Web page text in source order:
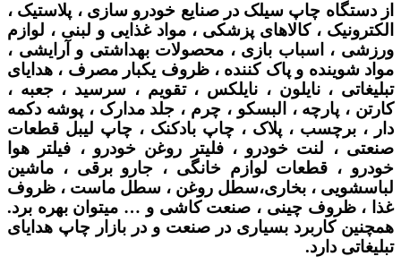
از دستگاه چاپ سیلک در صنایع خودرو سازی ، پلاستیک ،
الکترونیک ، کالاهای پزشکی ، مواد غذایی و لبنی ، لوازم
ورزشی ، اسباب بازی ، محصولات بهداشتی و آرایشی ،
مواد شوینده و پاک کننده ، ظروف یکبار مصرف ، هدایای
تبلیغاتی ، نایلون ، نایلکس ، تقویم ، سرسید ، جعبه ،
کارتن ، پارچه ، البسکو ، چرم ، جلد مدارک ، پوشه دکمه
دار ، برچسب ، پلاک ، چاپ بادکنک ، چاپ لیبل قطعات
صنعتی ، لنت خودرو ، فلیتر روغن خودرو ، فیلتر هوا
خودرو ، قطعات لوازم خانگی ، جارو برقی ، ماشین
لباسشویی ، بخاری،سطل روغن ، سطل ماست ، ظروف
غذا ، ظروف چینی ، صنعت کاشی و … میتوان بهره برد.
همچنین کاربرد بسیاری در صنعت و در بازار چاپ هدایای
تبلیغاتی دارد.